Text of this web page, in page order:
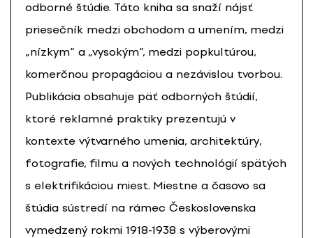
odborné štúdie. Táto kniha sa snaží nájsť
priesečník medzi obchodom a umením, medzi
„nízkym“ a „vysokým“, medzi popkultúrou,
komerčnou propagáciou a nezávislou tvorbou.
Publikácia obsahuje päť odborných štúdií,
ktoré reklamné praktiky prezentujú v
kontexte výtvarného umenia, architektúry,
fotografie, filmu a nových technológií spätých
s elektrifikáciou miest. Miestne a časovo sa
štúdia sústredí na rámec Československa
vymedzený rokmi 1918-1938 s výberovými